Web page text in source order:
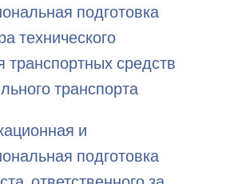
подготовка
технического
транспортных средств
транспорта
и
подготовка